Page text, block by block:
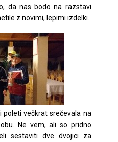
da nas bodo na razstavi
z novimi, lepimi izdelki.
poleti večkrat srečevala na
Ne vem, ali so pridno
sestaviti dve dvojici za